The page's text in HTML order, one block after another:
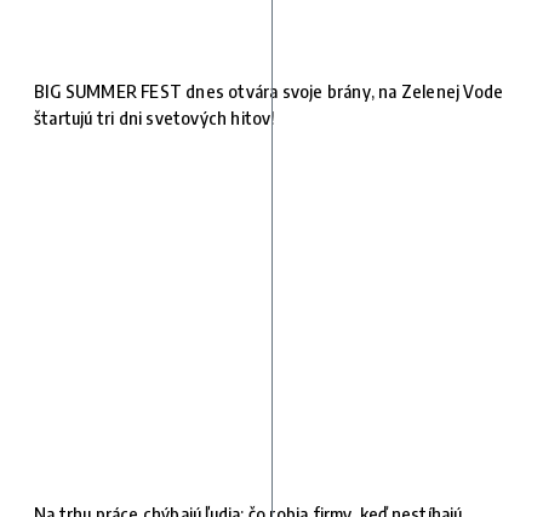
BIG SUMMER FEST dnes otvára svoje brány, na Zelenej Vode
štartujú tri dni svetových hitov!